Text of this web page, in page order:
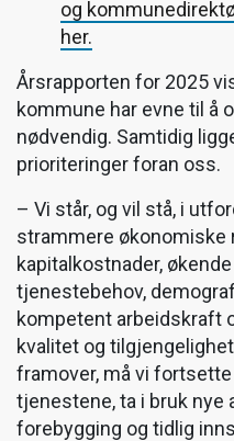
og
her.
Årsrapporten for 2025
kommune har evne til å
nødvendig. Samtidig
prioriteringer foran oss.
– Vi står, og vil stå, i
strammere økonomiske
kapitalkostnader,
tjenestebehov,
kompetent arbeidskraft
kvalitet og
framover, må vi
tjenestene, ta i bruk nye
forebygging og tidlig